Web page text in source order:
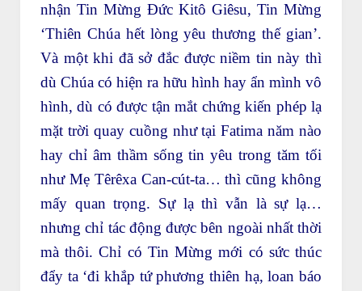
nhận Tin Mừng Đức Kitô Giêsu, Tin Mừng
‘Thiên Chúa hết lòng yêu thương thế gian’.
Và một khi đã sở đắc được niềm tin này thì
dù Chúa có hiện ra hữu hình hay ẩn mình vô
hình, dù có được tận mắt chứng kiến phép lạ
mặt trời quay cuồng như tại Fatima năm nào
hay chỉ âm thầm sống tin yêu trong tăm tối
như Mẹ Têrêxa Can-cút-ta… thì cũng không
mấy quan trọng. Sự lạ thì vẫn là sự lạ…
nhưng chỉ tác động được bên ngoài nhất thời
mà thôi. Chỉ có Tin Mừng mới có sức thúc
đẩy ta ‘đi khắp tứ phương thiên hạ, loan báo